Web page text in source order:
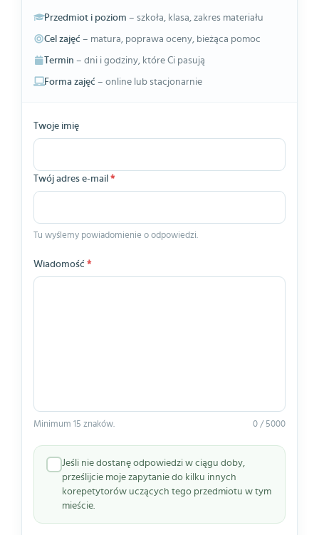
Przedmiot i poziom – szkoła, klasa, zakres materiału
Cel zajęć – matura, poprawa oceny, bieżąca pomoc
Termin – dni i godziny, które Ci pasują
Forma zajęć – online lub stacjonarnie
Twoje imię
Twój adres e-mail *
Tu wyślemy powiadomienie o odpowiedzi.
Wiadomość *
Minimum 15 znaków. 0 / 5000
Jeśli nie dostanę odpowiedzi w ciągu doby,
prześlijcie moje zapytanie do kilku innych
korepetytorów uczących tego przedmiotu w tym
mieście.